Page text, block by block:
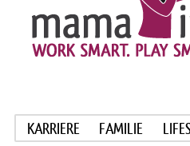
KARRIERE FAMILIE